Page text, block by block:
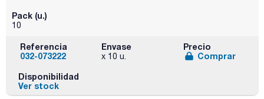
Pack (u.)
10
Referencia
032-073222
Envase
x 10 u.
Precio
Comprar
Disponibilidad
Ver stock